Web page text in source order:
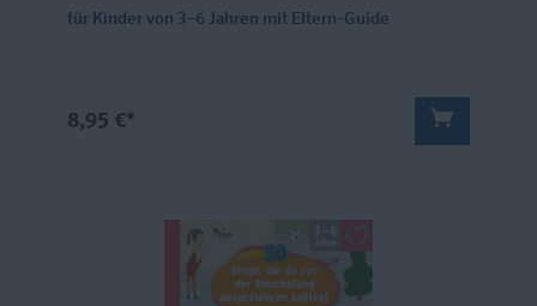
für Kinder von 3–6 Jahren mit Eltern-Guide
8,95 €*